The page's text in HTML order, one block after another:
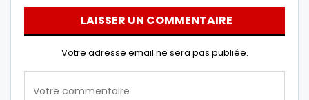
LAISSER UN COMMENTAIRE
Votre adresse email ne sera pas publiée.